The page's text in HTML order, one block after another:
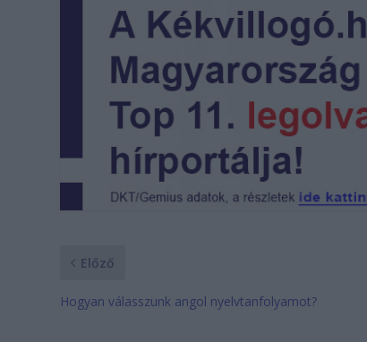
Előző
Hogyan válasszunk angol nyelvtanfolyamot?